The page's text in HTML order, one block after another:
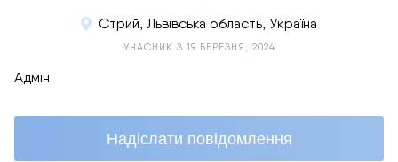
Стрий, Львівська область, Україна
УЧАСНИК З 19 БЕРЕЗНЯ, 2024
Адмін
Надіслати повідомлення